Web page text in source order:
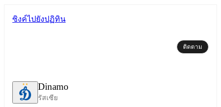
Dinamo
รัสเซีย
ซิงค์ไปยังปฏิทิน
ติดตาม